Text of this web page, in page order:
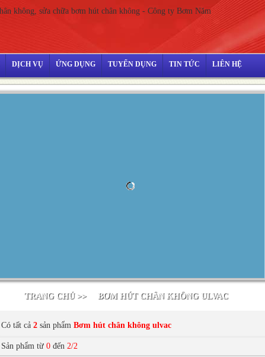
DỊCH VỤ ỨNG DỤNG TUYỂN DỤNG TIN TỨC LIÊN HỆ
TRANG CHỦ >> BƠM HÚT CHÂN KHÔNG ULVAC
Có tất cả 2 sản phẩm Bơm hút chân không ulvac
Sản phẩm từ 0 đến 2/2